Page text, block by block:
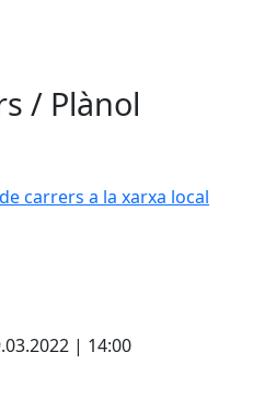
/ Plànol
carrers a la xarxa local
| 14:00